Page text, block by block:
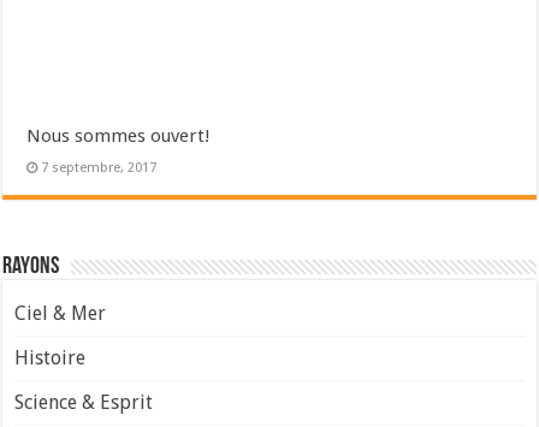
Nous sommes ouvert!
7 septembre, 2017
Rayons
Ciel & Mer
Histoire
Science & Esprit